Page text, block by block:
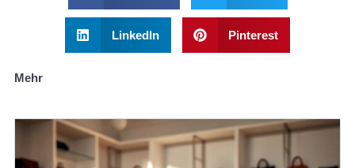
LinkedIn Pinterest
Mehr